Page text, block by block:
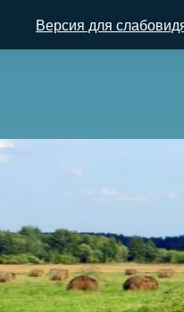
Версия для